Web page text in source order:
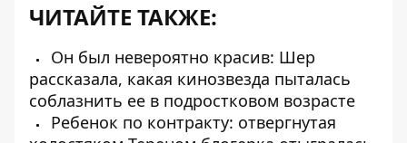
ЧИТАЙТЕ ТАКЖЕ:
Он был невероятно красив: Шер
рассказала, какая кинозвезда пыталась
соблазнить ее в подростковом возрасте
Ребенок по контракту: отвергнутая